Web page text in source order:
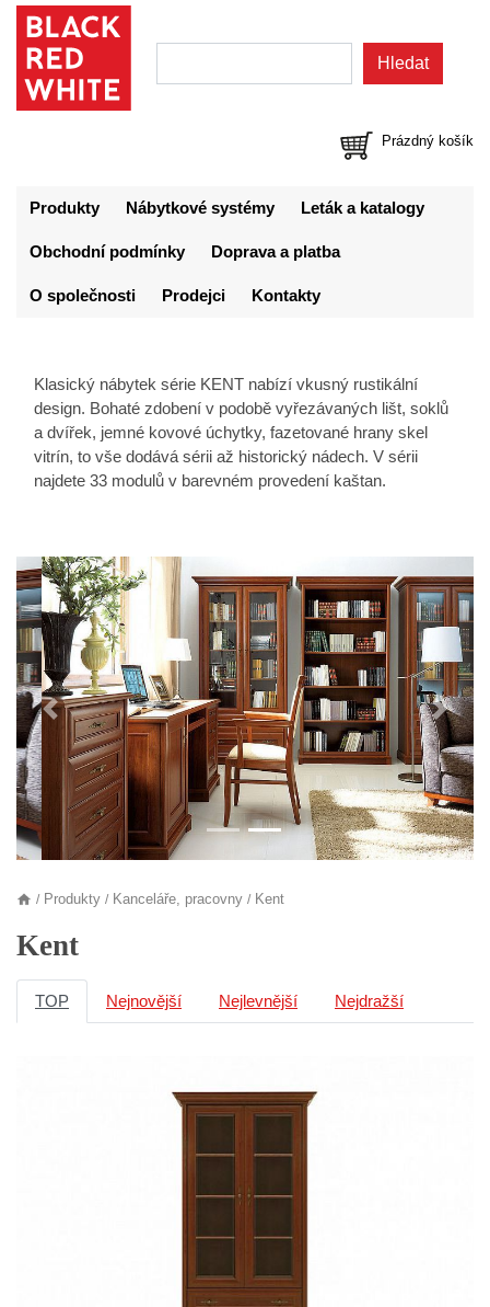
Prázdný košík
Produkty Nábytkové systémy Leták a katalogy
Obchodní podmínky Doprava a platba
O společnosti Prodejci Kontakty
Klasický nábytek série KENT nabízí vkusný rustikální
design. Bohaté zdobení v podobě vyřezávaných lišt, soklů
a dvířek, jemné kovové úchytky, fazetované hrany skel
vitrín, to vše dodává sérii až historický nádech. V sérii
najdete 33 modulů v barevném provedení kaštan.
Předchozí Další
/ Produkty / Kanceláře, pracovny / Kent
Kent
TOP Nejnovější Nejlevnější Nejdražší